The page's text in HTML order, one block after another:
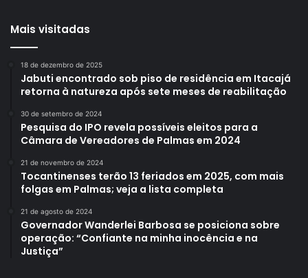
Mais visitadas
18 de dezembro de 2025
Jabuti encontrado sob piso de residência em Itacajá
retorna à natureza após sete meses de reabilitação
30 de setembro de 2024
Pesquisa do IPO revela possíveis eleitos para a
Câmara de Vereadores de Palmas em 2024
21 de novembro de 2024
Tocantinenses terão 13 feriados em 2025, com mais
folgas em Palmas; veja a lista completa
21 de agosto de 2024
Governador Wanderlei Barbosa se posiciona sobre
operação: “Confiante na minha inocência e na
Justiça”